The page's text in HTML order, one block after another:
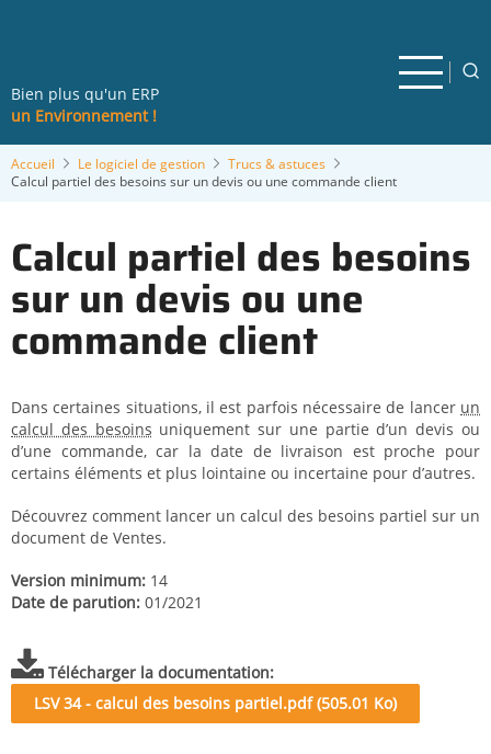
Bien plus qu'un ERP
un Environnement !
Accueil Le logiciel de gestion
Trucs & astuces
Calcul partiel des besoins sur un devis ou une commande client
Calcul partiel des besoins
sur un devis ou une
commande client
Dans certaines situations, il est parfois nécessaire de lancer un
calcul des besoins uniquement sur une partie d’un devis ou
d’une commande, car la date de livraison est proche pour
certains éléments et plus lointaine ou incertaine pour d’autres.
Découvrez comment lancer un calcul des besoins partiel sur un
document de Ventes.
Version minimum 14
Date de parution 01/2021
Télécharger la documentation
LSV 34 - calcul des besoins partiel.pdf (505.01 Ko)